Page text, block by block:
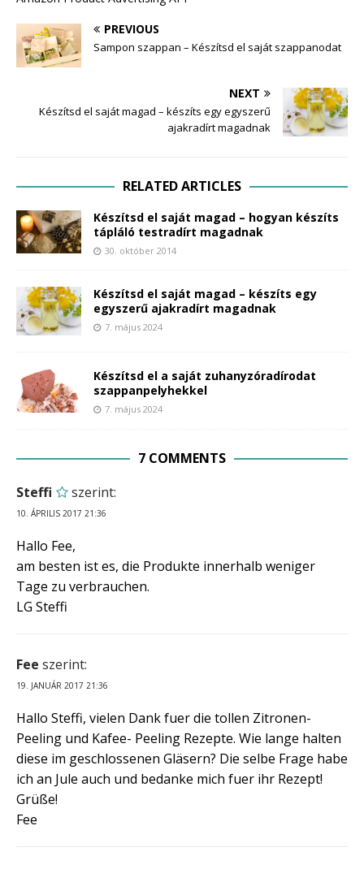
PREVIOUS
Sampon szappan – Készítsd el saját szappanodat
NEXT
Készítsd el saját magad – készíts egy egyszerű
ajakradírt magadnak
RELATED ARTICLES
Készítsd el saját magad – hogyan készíts
tápláló testradírt magadnak
30. október 2014
Készítsd el saját magad – készíts egy
egyszerű ajakradírt magadnak
7. május 2024
Készítsd el a saját zuhanyzóradírodat
szappanpelyhekkel
7. május 2024
7 COMMENTS
Steffi
szerint:
10. ÁPRILIS 2017 21:36
Hallo Fee,
am besten ist es, die Produkte innerhalb weniger
Tage zu verbrauchen.
LG Steffi
Fee szerint:
19. JANUÁR 2017 21:36
Hallo Steffi, vielen Dank fuer die tollen Zitronen-
Peeling und Kafee- Peeling Rezepte. Wie lange halten
diese im geschlossenen Gläsern? Die selbe Frage habe
ich an Jule auch und bedanke mich fuer ihr Rezept!
Grüße!
Fee